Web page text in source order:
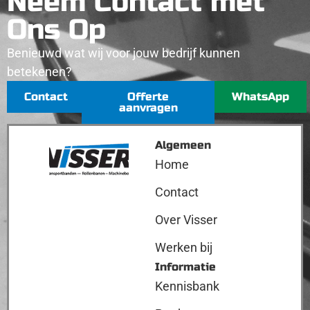
Ons Op
Benieuwd wat wij voor jouw bedrijf kunnen
betekenen?
Contact
Offerte
aanvragen
WhatsApp
Algemeen
Home
Contact
Over Visser
Werken bij
Informatie
Kennisbank